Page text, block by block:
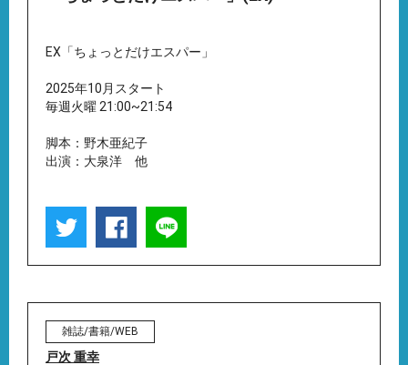
EX「ちょっとだけエスパー」
2025年10月スタート
毎週火曜 21:00~21:54
脚本：野木亜紀子
出演：大泉洋 他
雑誌/書籍/WEB
戸次 重幸